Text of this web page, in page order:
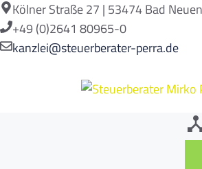
Zum
Inhalt
springen
Kölner Straße 27 | 53474 Bad
+49 (0)2641 80965-0
kanzlei@steuerberater-perra.de